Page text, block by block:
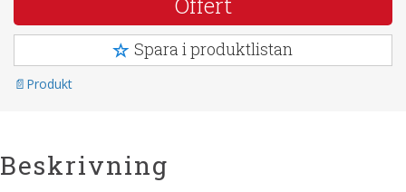
Spara i produktlistan
Produkt
Beskrivning